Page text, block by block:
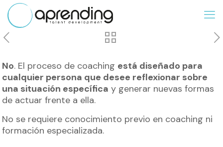
No. El proceso de coaching está diseñado para
cualquier persona que desee reflexionar sobre
una situación específica y generar nuevas formas
de actuar frente a ella.
No se requiere conocimiento previo en coaching ni
formación especializada.